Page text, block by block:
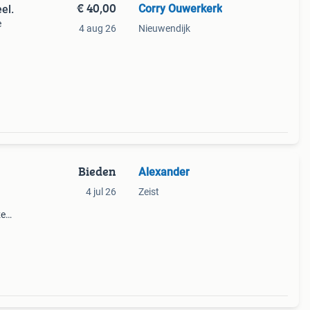
€ 40,00
4 aug 26
Corry Ouwerkerk
Nieuwendijk
Bieden
4 jul 26
Alexander
Zeist